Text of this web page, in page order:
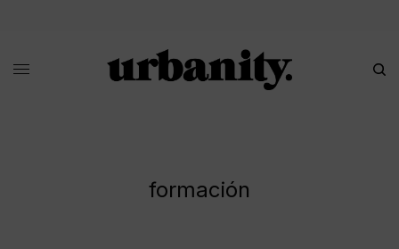
formación